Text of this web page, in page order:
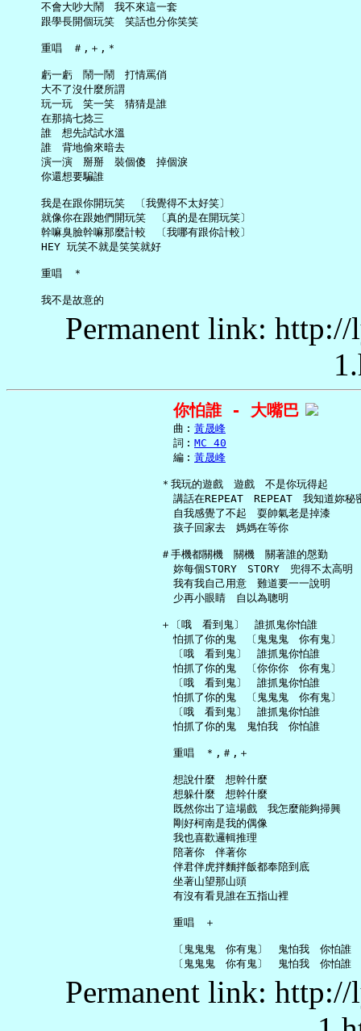
     不會大吵大鬧　我不來這一套
     跟學長開個玩笑　笑話也分你笑笑
     重唱　＃,＋,＊
     虧一虧　鬧一鬧　打情罵俏
     大不了沒什麼所謂
     玩一玩　笑一笑　猜猜是誰
     在那搞七捻三
     誰　想先試試水溫
     誰　背地偷來暗去
     演一演　掰掰　裝個傻　掉個淚
     你還想要騙誰
     我是在跟你開玩笑　〔我覺得不太好笑〕
     就像你在跟她們開玩笑　〔真的是在開玩笑〕
     幹嘛臭臉幹嘛那麼計較　〔我哪有跟你計較〕
     HEY 玩笑不就是笑笑就好
     重唱　＊
Permanent link:
你怕誰 - 大嘴巴
     曲︰
黃晟峰
     詞︰
MC 40
     編︰
黃晟峰
   ＊我玩的遊戲　遊戲　不是你玩得起
講話在REPEAT　REPEAT　我知道妳秘
     自我感覺了不起　耍帥氣老是掉漆
     孩子回家去　媽媽在等你
   ＃手機都關機　關機　關著誰的慇勤
     妳每個STORY　STORY　兜得不太高明
     我有我自己用意　難道要一一說明
     少再小眼睛　自以為聰明
   ＋〔哦　看到鬼〕　誰抓鬼你怕誰
     怕抓了你的鬼　〔鬼鬼鬼　你有鬼〕
     〔哦　看到鬼〕　誰抓鬼你怕誰
     怕抓了你的鬼　〔你你你　你有鬼〕
     〔哦　看到鬼〕　誰抓鬼你怕誰
     怕抓了你的鬼　〔鬼鬼鬼　你有鬼〕
     〔哦　看到鬼〕　誰抓鬼你怕誰
     怕抓了你的鬼　鬼怕我　你怕誰
     重唱　＊,＃,＋
     想說什麼　想幹什麼
     想躲什麼　想幹什麼
     既然你出了這場戲　我怎麼能夠掃興
     剛好柯南是我的偶像
     我也喜歡邏輯推理
     陪著你　伴著你
     伴君伴虎拌麵拌飯都奉陪到底
     坐著山望那山頭
     有沒有看見誰在五指山裡
     重唱　＋
     〔鬼鬼鬼　你有鬼〕　鬼怕我　你怕誰
Permanent link: